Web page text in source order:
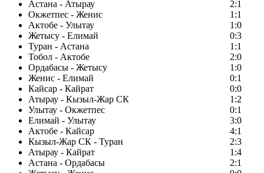
Астана - Атырау
2:1
Окжетпес - Женис
1:1
Актобе - Улытау
1:0
Жетысу - Елимай
0:3
Туран - Астана
1:1
Тобол - Актобе
2:0
Ордабасы - Жетысу
1:0
Женис - Елимай
0:1
Кайсар - Кайрат
0:0
Атырау - Кызыл-Жар СК
1:2
Улытау - Окжетпес
0:1
Елимай - Улытау
3:0
Актобе - Кайсар
4:1
Кызыл-Жар СК - Туран
2:3
Атырау - Кайрат
1:4
Астана - Ордабасы
2:1